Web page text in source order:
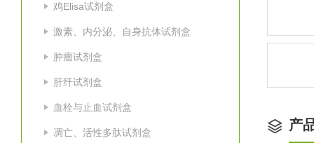
鸡Elisa试剂盒
激素、内分泌、自身抗体试剂盒
肿瘤试剂盒
肝纤试剂盒
血栓与止血试剂盒
凋亡、活性多肽试剂盒 产